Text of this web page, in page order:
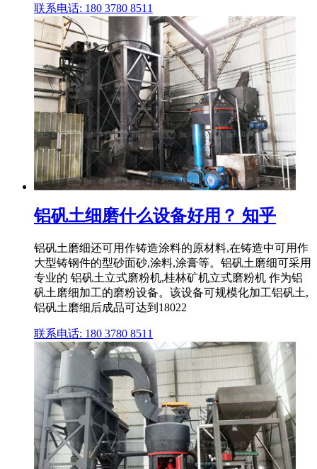
联系电话: 180 3780 8511
铝矾土细磨什么设备好用？ 知乎
铝矾土磨细还可用作铸造涂料的原材料,在铸造中可用作
大型铸钢件的型砂面砂,涂料,涂膏等。铝矾土磨细可采用
专业的 铝矾土立式磨粉机,桂林矿机立式磨粉机 作为铝
矾土磨细加工的磨粉设备。该设备可规模化加工铝矾土,
铝矾土磨细后成品可达到18022
联系电话: 180 3780 8511